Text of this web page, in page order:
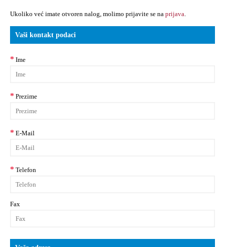
Ukoliko već imate otvoren nalog, molimo prijavite se na prijava.
Vaši kontakt podaci
Ime
Prezime
E-Mail
Telefon
Fax